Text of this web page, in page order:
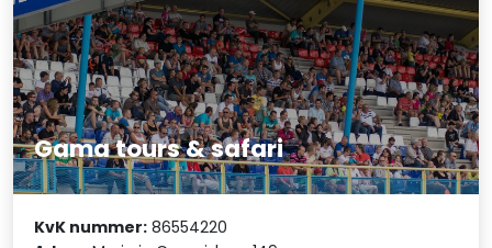
Gama tours & safari
KvK nummer: 86554220